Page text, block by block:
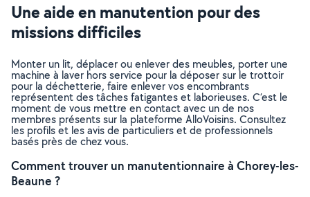
Une aide en manutention pour des
missions difficiles
Monter un lit, déplacer ou enlever des meubles, porter une
machine à laver hors service pour la déposer sur le trottoir
pour la déchetterie, faire enlever vos encombrants
représentent des tâches fatigantes et laborieuses. C’est le
moment de vous mettre en contact avec un de nos
membres présents sur la plateforme AlloVoisins. Consultez
les profils et les avis de particuliers et de professionnels
basés près de chez vous.
Comment trouver un manutentionnaire à Chorey-les-
Beaune ?